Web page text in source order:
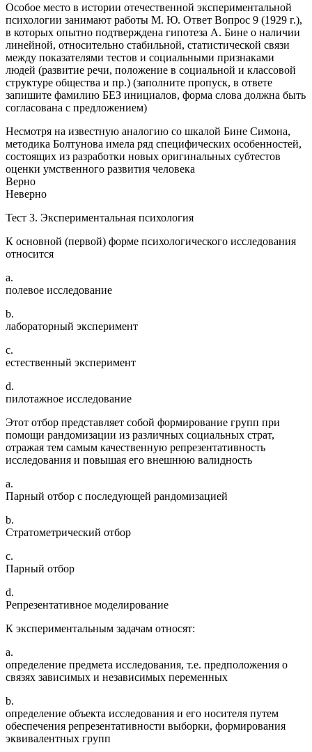
Особое место в истории отечественной экспериментальной
психологии занимают работы М. Ю. Ответ Вопрос 9 (1929 г.),
в которых опытно подтверждена гипотеза А. Бине о наличии
линейной, относительно стабильной, статистической связи
между показателями тестов и социальными признаками
людей (развитие речи, положение в социальной и классовой
структуре общества и пр.) (заполните пропуск, в ответе
запишите фамилию БЕЗ инициалов, форма слова должна быть
согласована с предложением)
Несмотря на известную аналогию со шкалой Бине Симона,
методика Болтунова имела ряд специфических особенностей,
состоящих из разработки новых оригинальных субтестов
оценки умственного развития человека
Верно
Неверно
Тест 3. Экспериментальная психология
К основной (первой) форме психологического исследования
относится
a.
полевое исследование
b.
лабораторный эксперимент
c.
естественный эксперимент
d.
пилотажное исследование
Этот отбор представляет собой формирование групп при
помощи рандомизации из различных социальных страт,
отражая тем самым качественную репрезентативность
исследования и повышая его внешнюю валидность
a.
Парный отбор с последующей рандомизацией
b.
Стратометрический отбор
c.
Парный отбор
d.
Репрезентативное моделирование
К экспериментальным задачам относят:
a.
определение предмета исследования, т.е. предположения о
связях зависимых и независимых переменных
b.
определение объекта исследования и его носителя путем
обеспечения репрезентативности выборки, формирования
эквивалентных групп